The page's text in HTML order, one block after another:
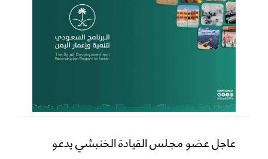
عاجل عضو مجلس القيادة الخنبشي يدعو